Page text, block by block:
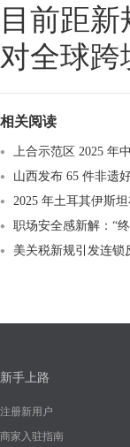
目前距
对全球
相关阅读
上合示范区 2025 年
山西发布 65 件非遗
2025 年土耳其伊斯
职场安全感新解：“
美关税新规引发连锁
新手上路
注册新用户
商家入驻指南